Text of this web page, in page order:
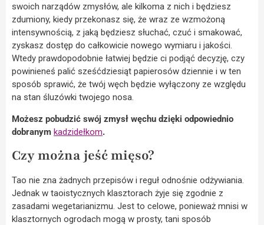
swoich narządów zmysłów, ale kilkoma z nich i będziesz
zdumiony, kiedy przekonasz się, że wraz ze wzmożoną
intensywnością, z jaką będziesz słuchać, czuć i smakować,
zyskasz dostęp do całkowicie nowego wymiaru i jakości.
Wtedy prawdopodobnie łatwiej będzie ci podjąć decyzję, czy
powinieneś palić sześćdziesiąt papierosów dziennie i w ten
sposób sprawić, że twój węch będzie wyłączony ze względu
na stan śluzówki twojego nosa.
Możesz pobudzić swój zmysł węchu dzięki odpowiednio
dobranym kadzidełkom.
Czy można jeść mięso?
Tao nie zna żadnych przepisów i reguł odnośnie odżywiania.
Jednak w taoistycznych klasztorach żyje się zgodnie z
zasadami wegetarianizmu. Jest to celowe, ponieważ mnisi w
klasztornych ogrodach mogą w prosty, tani sposób